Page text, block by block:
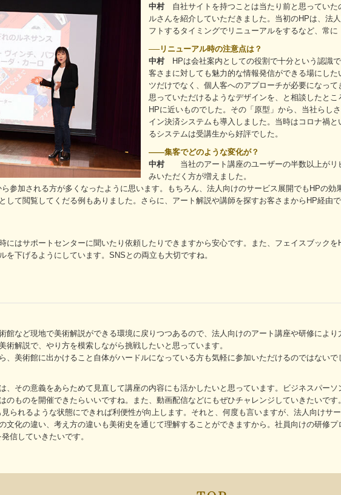
中村自社サイトを持つことは当たり前と思っていた
ルさんを紹介していただきました。当初のHPは、法
フトするタイミングでリニューアルをするなど、常
──リニューアル時の注意点は？
中村HPは会社案内としての役割で十分という認識
客さまに対しても魅力的な情報発信ができる場にし
ツだけでなく、個人客へのアプローチが必要になっ
思っていただけるようなデザインを、と相談したと
HPに近いものでした。その「原型」から、当社らし
イン決済システムも導入しました。当時はコロナ禍
るシステムは受講生から好評でした。
――集客でどのような変化が？
中村当社のアート講座のユーザーの半数以上がリ
みいただく方が増えました。
参加される方が多くなったように思います。もちろん、法人向けのサービス展開でもHPの効
して閲覧してくだる例もありました。さらに、アート解説や講師を探すお客さまからHP経由
はサポートセンターに聞いたり依頼したりできますから安心です。また、フェイスブック
を下げるようにしています。SNSとの両立も大切ですね。
など現地で美術解説ができる環境に戻りつつあるので、法人向けのアート講座や研修によ
術解説で、やり方を模索しながら挑戦したいと思っています。
、美術館に出かけること自体がハードルになっている方も気軽に参加いただけるのではないで
その意義をあらためて見直して講座の内容にも活かしたいと思っています。ビジネスパー
のものを開催できたらいいですね。また、動画配信などにもぜひチャレンジしていきたいです。
られるような状態にできれば利便性が向上します。それと、何度も言いますが、法人向けサ
文化の違い、考え方の違いも美術史を通じて理解することができますから。社員向けの研修
信していきたいです。